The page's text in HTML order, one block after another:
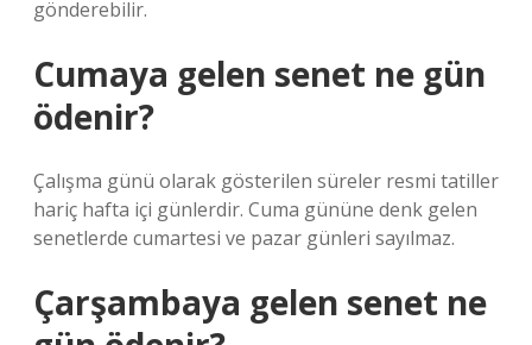
gönderebilir.
Cumaya gelen senet ne gün
ödenir?
Çalışma günü olarak gösterilen süreler resmi tatiller
hariç hafta içi günlerdir. Cuma gününe denk gelen
senetlerde cumartesi ve pazar günleri sayılmaz.
Çarşambaya gelen senet ne